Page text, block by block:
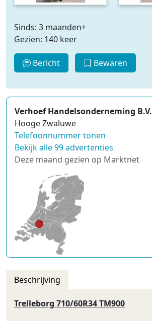
Sinds: 3 maanden+
Gezien: 140 keer
Bericht Bewaren
Verhoef Handelsonderneming B.V.
Hooge Zwaluwe
Telefoonnummer tonen
Bekijk alle 99 advertenties
Deze maand gezien op Marktnet
Beschrijving
Trelleborg 710/60R34 TM900